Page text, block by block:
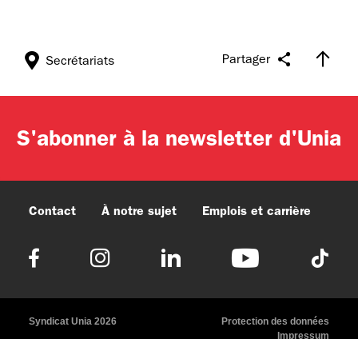
Partager
Secrétariats
S'abonner à la newsletter d'Unia
Contact À notre sujet Emplois et carrière
Syndicat Unia 2026
Protection des données
Impressum